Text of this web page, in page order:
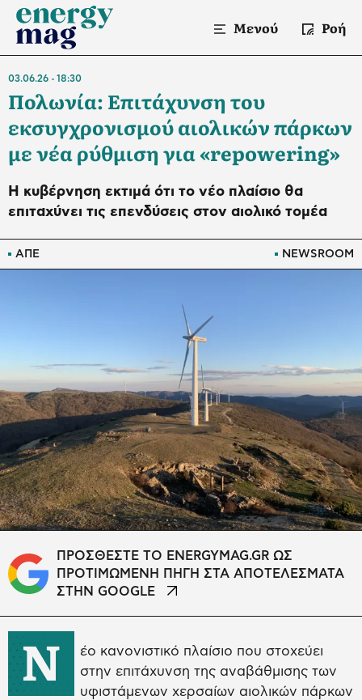
Μενού Ροή
ΑΠΕ NEWSROOM
03.06.26 18:30
Πολωνία: Επιτάχυνση του
εκσυγχρονισμού αιολικών πάρκων
με νέα ρύθμιση για «repowering»
Η κυβέρνηση εκτιμά ότι το νέο πλαίσιο θα
επιταχύνει τις επενδύσεις στον αιολικό τομέα
ΠΡΟΣΘΕΣΤΕ ΤΟ ENERGYMAG.GR ΩΣ
ΠΡΟΤΙΜΩΜΕΝΗ ΠΗΓΗ ΣΤΑ ΑΠΟΤΕΛΕΣΜΑΤΑ
ΣΤΗΝ GOOGLE
Ν
έο κανονιστικό πλαίσιο που στοχεύει
στην επιτάχυνση της αναβάθμισης των
υφιστάμενων χερσαίων αιολικών πάρκων